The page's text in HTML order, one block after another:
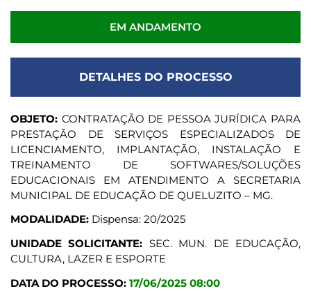
EM ANDAMENTO
DETALHES DO PROCESSO
OBJETO: CONTRATAÇÃO DE PESSOA JURÍDICA PARA
PRESTAÇÃO DE SERVIÇOS ESPECIALIZADOS DE
LICENCIAMENTO, IMPLANTAÇÃO, INSTALAÇÃO E
TREINAMENTO DE SOFTWARES/SOLUÇÕES
EDUCACIONAIS EM ATENDIMENTO A SECRETARIA
MUNICIPAL DE EDUCAÇÃO DE QUELUZITO – MG.
MODALIDADE: Dispensa: 20/2025
UNIDADE SOLICITANTE: SEC. MUN. DE EDUCAÇÃO,
CULTURA, LAZER E ESPORTE
DATA DO PROCESSO: 17/06/2025 08:00